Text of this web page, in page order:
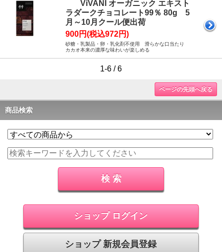
ViVANI オーガニック エキスト
ラダークチョコレート99％ 80g 5
月～10月クール便出荷
900円(税込972円)
砂糖・乳製品・卵・乳化剤不使用 滑らかな口当たり
カカオ本来の濃厚な味わいが楽しめる
1-6 / 6
ページの先頭へ戻る
商品検索
ショップ ログイン
ショップ 新規会員登録